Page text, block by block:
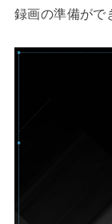
録画の準備がで